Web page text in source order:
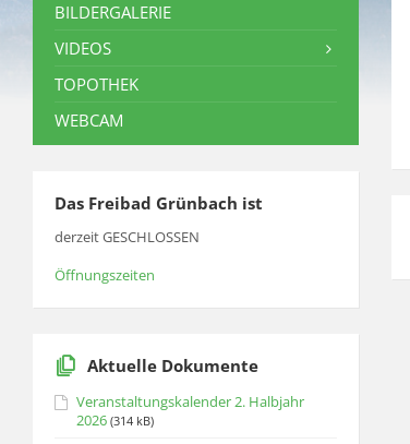
BILDERGALERIE
VIDEOS
TOPOTHEK
WEBCAM
Das Freibad Grünbach ist
derzeit GESCHLOSSEN
Öffnungszeiten
Aktuelle Dokumente
Veranstaltungskalender 2. Halbjahr
2026 (314 kB)